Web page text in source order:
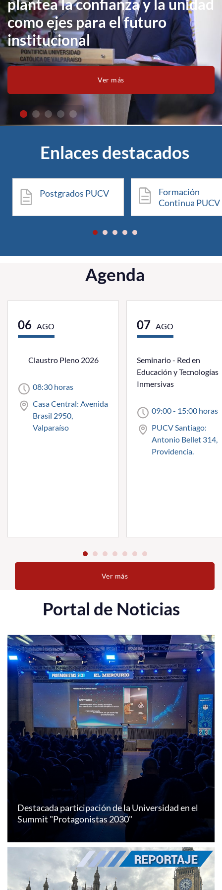
plantea la confianza y la unidad
como ejes para el futuro
institucional
Ver más
Enlaces destacados
Postgrados PUCV
Formación
Continua PUCV
Agenda
06 AGO
Claustro Pleno 2026
08:30 horas
Casa Central: Avenida
Brasil 2950,
Valparaíso
07 AGO
Seminario - Red en
Educación y Tecnologías
Inmersivas
09:00 - 15:00 horas
PUCV Santiago:
Antonio Bellet 314,
Providencia.
Ver más
Portal de Noticias
Destacada participación de la Universidad en el
Summit "Protagonistas 2030"